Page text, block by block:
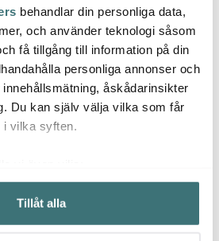
behandlar din personliga data,
och använder teknologi såsom
få tillgång till information på din
personliga annonser och
åskådarinsikter
Du kan själv välja vilka som får
i vilka syften.
om din geografiska plats som
på upp till flera meter
genom att aktivt skanna den för
Tillåt alla
Zwilling
Pro Glasskopa 21 cm
289 kr
I lager
Pico
299
av våra kunder